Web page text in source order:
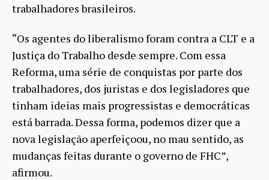
trabalhadores brasileiros.
“Os agentes do liberalismo foram contra a CLT e a
Justiça do Trabalho desde sempre. Com essa
Reforma, uma série de conquistas por parte dos
trabalhadores, dos juristas e dos legisladores que
tinham ideias mais progressistas e democráticas
está barrada. Dessa forma, podemos dizer que a
nova legislação aperfeiçoou, no mau sentido, as
mudanças feitas durante o governo de FHC”,
afirmou.